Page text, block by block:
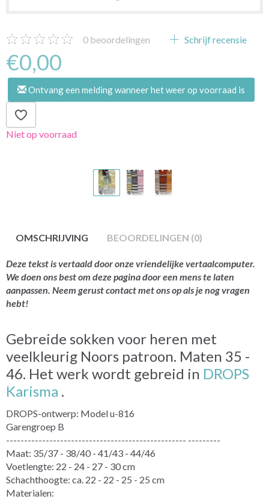
0 beoordelingen Schrijf recensie
€0,00
Ontvang een melding wanneer het weer op voorraad is
Niet op voorraad
OMSCHRIJVING BEOORDELINGEN (0)
Deze tekst is vertaald door onze vriendelijke vertaalcomputer.
We doen ons best om deze pagina door een mens te laten
aanpassen. Neem gerust contact met ons op als je nog vragen
hebt!
Gebreide sokken voor heren met
veelkleurig Noors patroon. Maten 35 -
46. Het werk wordt gebreid in DROPS
Karisma .
DROPS-ontwerp: Model u-816
Garengroep B
-------------------------------------------------- ---------
Maat: 35/37 - 38/40 - 41/43 - 44/46
Voetlengte: 22 - 24 - 27 - 30 cm
Schachthoogte: ca. 22 - 22 - 25 - 25 cm
Materialen: